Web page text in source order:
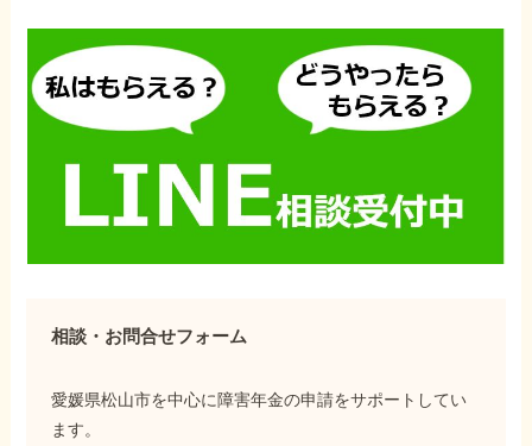
相談・お問合せフォーム
愛媛県松山市を中心に障害年金の申請をサポートしてい
ます。